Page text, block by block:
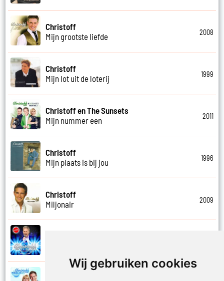
Wij gebruiken cookies
Christoff
Mijn grootste liefde
2008
Christoff
Mijn lot uit de loterij
1999
Christoff en The Sunsets
Mijn nummer een
2011
Christoff
Mijn plaats is bij jou
1996
Christoff
Miljonair
2009